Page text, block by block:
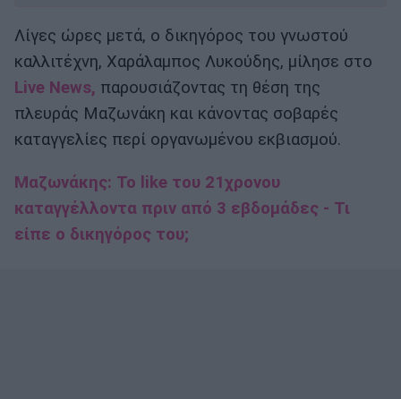
Λίγες ώρες μετά, ο δικηγόρος του γνωστού
καλλιτέχνη, Χαράλαμπος Λυκούδης, μίλησε στο
Live News, παρουσιάζοντας τη θέση της
πλευράς Μαζωνάκη και κάνοντας σοβαρές
καταγγελίες περί οργανωμένου εκβιασμού.
Μαζωνάκης: Το like του 21χρονου
καταγγέλλοντα πριν από 3 εβδομάδες - Τι
είπε ο δικηγόρος του;